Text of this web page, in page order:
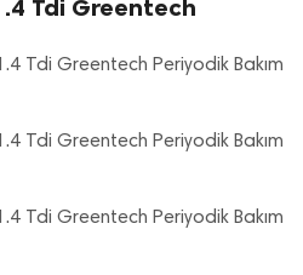
Tdi Greentech
Tdi Greentech Periyodik Bakım
Tdi Greentech Periyodik Bakım
Tdi Greentech Periyodik Bakım